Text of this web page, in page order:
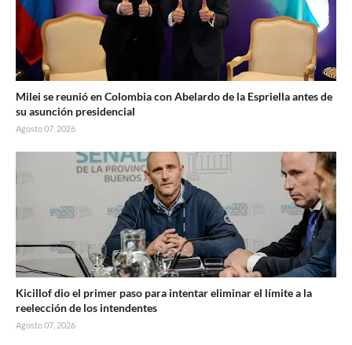
Milei se reunió en Colombia con Abelardo de la Espriella antes de
su asunción presidencial
Agosto 07, 2026
Kicillof dio el primer paso para intentar eliminar el límite a la
reelección de los intendentes
Agosto 07, 2026